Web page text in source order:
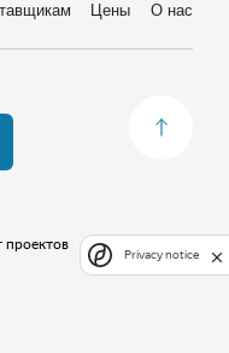
Цены О нас
проектов
Privacy notice